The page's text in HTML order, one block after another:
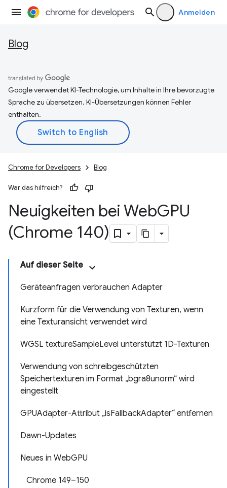
Anmelden
Blog
Google verwendet KI-Technologie, um Inhalte in Ihre bevorzugte
Sprache zu übersetzen. KI-Übersetzungen können Fehler
enthalten.
Chrome for Developers Blog
War das hilfreich?
Neuigkeiten bei WebGPU
(Chrome 140)
Auf dieser Seite
Geräteanfragen verbrauchen Adapter
Kurzform für die Verwendung von Texturen, wenn
eine Texturansicht verwendet wird
WGSL textureSampleLevel unterstützt 1D-Texturen
Verwendung von schreibgeschützten
Speichertexturen im Format „bgra8unorm“ wird
eingestellt
GPUAdapter-Attribut „isFallbackAdapter“ entfernen
Dawn-Updates
Neues in WebGPU
Chrome 149–150